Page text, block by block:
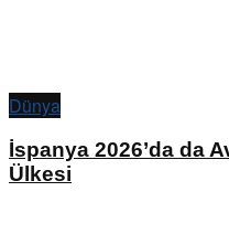
Dünya
İspanya 2026’da da
Ülkesi